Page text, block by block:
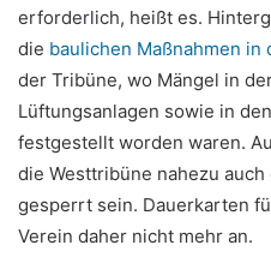
erforderlich, heißt es.
die baulichen Maßnahmen in
der Tribüne, wo Mängel in
Lüftungsanlagen sowie in
festgestellt worden waren.
die Westtribüne nahezu
gesperrt sein. Dauerkarten
Verein daher nicht mehr an.